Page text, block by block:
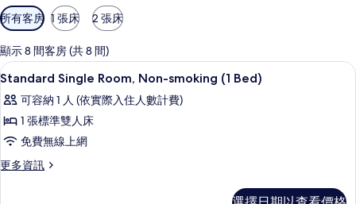
可
用
的
客
房
篩
選
條
所有客房 1 張床 2 張床
顯示 8 間客房 (共 8 間)
顯
示
Standard
Single
Room,
Non-
羽絨被、書桌、筆電工作空間、遮光
2
Standard Single Room, Non-smoking (1 Bed)
可容納 1 人 (依實際入住人數計費)
1 張標準雙人床
免費無線上網
更多資訊
更